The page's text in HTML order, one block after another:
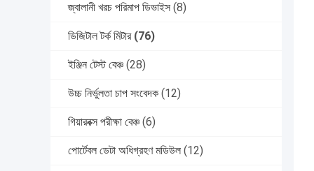
জ্বালানী খরচ পরিমাপ ডিভাইস (8)
ডিজিটাল টর্ক মিটার (76)
ইঞ্জিন টেস্ট বেঞ্চ (28)
উচ্চ নির্ভুলতা চাপ সংবেদক (12)
গিয়ারবক্স পরীক্ষা বেঞ্চ (6)
পোর্টেবল ডেটা অধিগ্রহণ মডিউল (12)